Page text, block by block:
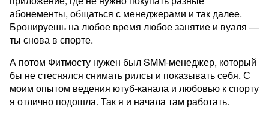
абонементы, общаться с менеджерами и так далее.
Бронируешь на любое время любое занятие и вуаля —
ты снова в спорте.
А потом Фитмосту нужен был SMM-менеджер, который
бы не стеснялся снимать рилсы и показывать себя. С
моим опытом ведения ютуб-канала и любовью к спорту
я отлично подошла. Так я и начала там работать.